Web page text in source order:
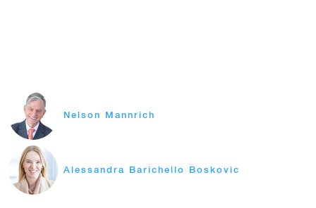
Nelson Mannrich
Alessandra Barichello Boskovic